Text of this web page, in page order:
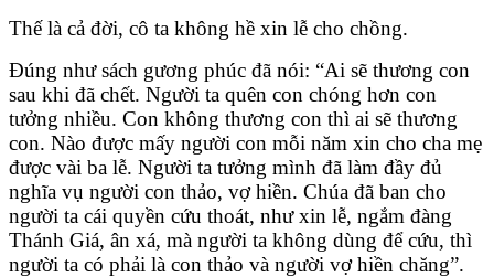
Thế là cả đời, cô ta không hề xin lễ cho chồng.
Đúng như sách gương phúc đã nói: “Ai sẽ thương con
sau khi đã chết. Người ta quên con chóng hơn con
tưởng nhiều. Con không thương con thì ai sẽ thương
con. Nào được mấy người con mỗi năm xin cho cha mẹ
được vài ba lễ. Người ta tưởng mình đã làm đầy đủ
nghĩa vụ người con thảo, vợ hiền. Chúa đã ban cho
người ta cái quyền cứu thoát, như xin lễ, ngắm đàng
Thánh Giá, ân xá, mà người ta không dùng để cứu, thì
người ta có phải là con thảo và người vợ hiền chăng”.